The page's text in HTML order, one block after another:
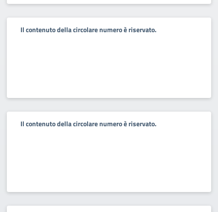
Il contenuto della circolare numero è riservato.
Il contenuto della circolare numero è riservato.